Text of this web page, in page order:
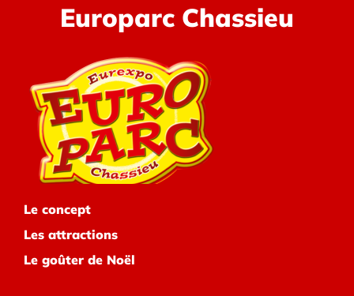
Europarc Chassieu
Le concept
Les attractions
Le goûter de Noël